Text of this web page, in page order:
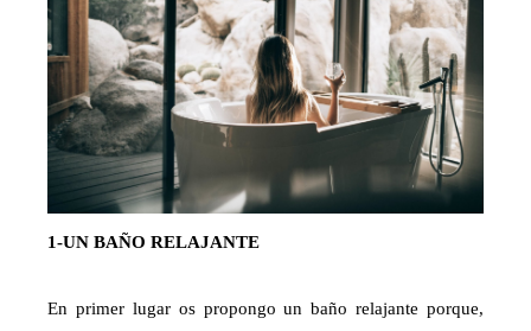
1-UN BAÑO RELAJANTE
En primer lugar os propongo un baño relajante porque,